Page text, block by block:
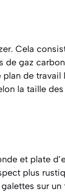
. Cela
de gaz
de
la taille
et plate
plus
sur